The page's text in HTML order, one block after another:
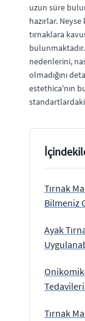
uzun süre
hazırlar.
tırnaklara
nedenlerini,
olmadığını
estethica'nın
Tırnak
Bilmeniz
Ayak
Tırnak